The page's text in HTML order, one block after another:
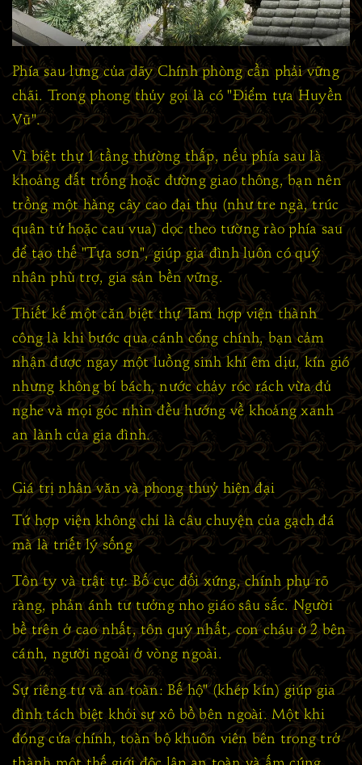
Phía sau lưng của dãyChính phòngcần phải vững
chãi. Trong phong thủy gọi là có "Điểm tựa Huyền
Vũ".
Vì biệt thự 1 tầng thường thấp, nếu phía sau là
khoảng đất trống hoặc đường giao thông, bạn nên
trồng một hàng cây cao đại thụ (như tre ngà, trúc
quân tử hoặc cau vua) dọc theo tường rào phía sau
để tạo thế "Tựa sơn", giúp gia đình luôn có quý
nhân phù trợ, gia sản bền vững.
Thiết kế một căn biệt thự Tam hợp viện thành
công là khi bước qua cánh cổng chính, bạn cảm
nhận được ngay một luồng sinh khí êm dịu, kín gió
nhưng không bí bách, nước chảy róc rách vừa đủ
nghe và mọi góc nhìn đều hướng về khoảng xanh
an lành của gia đình.
Giá trị nhân văn và phong thuỷ hiện đại
Tứ hợp viện không chỉ là câu chuyện của gạch đá
mà là triết lý sống
Tôn ty và trật tự: Bố cục đối xứng, chính phụ rõ
ràng, phản ánh tư tưởng nho giáo sâu sắc. Người
bề trên ở cao nhất, tôn quý nhất, con cháu ở 2 bên
cánh, người ngoài ở vòng ngoài.
Sự riêng tư và an toàn: Bế hộ" (khép kín) giúp gia
đình tách biệt khỏi sự xô bồ bên ngoài. Một khi
đóng cửa chính, toàn bộ khuôn viên bên trong trở